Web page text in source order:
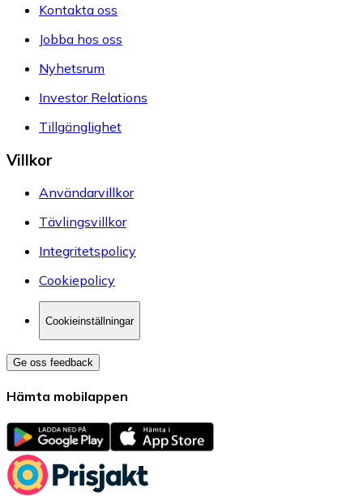
Kontakta oss
Jobba hos oss
Nyhetsrum
Investor Relations
Tillgänglighet
Villkor
Användarvillkor
Tävlingsvillkor
Integritetspolicy
Cookiepolicy
Cookieinställningar
Ge oss feedback
Hämta mobilappen